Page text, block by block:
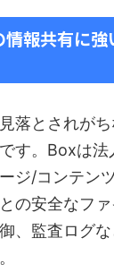
報共有に強
落とされが
す。Boxは法
ジ/コンテン
の安全なフ
、監査ログ